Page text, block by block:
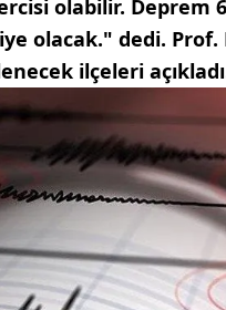
olabilir. Deprem
olacak." dedi.
ilçeleri